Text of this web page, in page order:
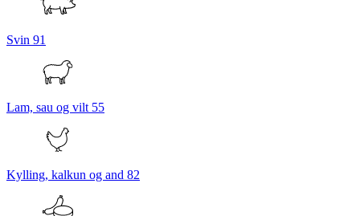
Svin 91
Lam, sau og vilt 55
Kylling, kalkun og and 82